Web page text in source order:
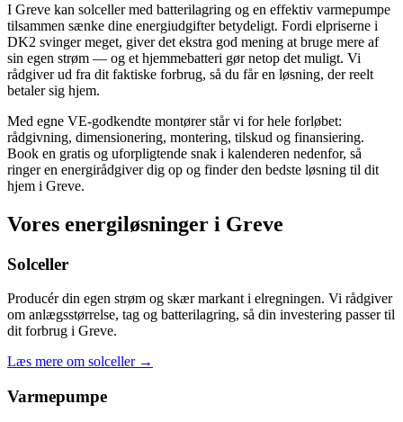
I Greve kan solceller med batterilagring og en effektiv varmepumpe
tilsammen sænke dine energiudgifter betydeligt. Fordi elpriserne i
DK2 svinger meget, giver det ekstra god mening at bruge mere af
sin egen strøm — og et hjemmebatteri gør netop det muligt. Vi
rådgiver ud fra dit faktiske forbrug, så du får en løsning, der reelt
betaler sig hjem.
Med egne VE-godkendte montører står vi for hele forløbet:
rådgivning, dimensionering, montering, tilskud og finansiering.
Book en gratis og uforpligtende snak i kalenderen nedenfor, så
ringer en energirådgiver dig op og finder den bedste løsning til dit
hjem i Greve.
Vores energiløsninger i Greve
Solceller
Producér din egen strøm og skær markant i elregningen. Vi rådgiver
om anlægsstørrelse, tag og batterilagring, så din investering passer til
dit forbrug i Greve.
Læs mere om solceller →
Varmepumpe